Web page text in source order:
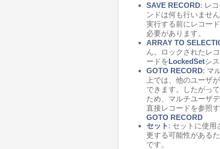
SAVE RECORD: レ
ンドは何も行いませ
実行する前にレコー
必要があります。
ARRAY TO
ん。ロックされたレ
ードをLockedSetシ
GOTO RECORD: マ
上では、他のユーザ
できます。したがっ
ため、マルチユーザ
直接レコードを参照
GOTO RECORD
セット : セットに使用
更する可能性がある
です。